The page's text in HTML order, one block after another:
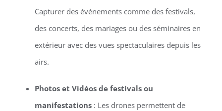
Capturer des événements comme des festivals,
des concerts, des mariages ou des séminaires en
extérieur avec des vues spectaculaires depuis les
airs.
Photos et Vidéos de festivals ou
manifestations: Les drones permettent de